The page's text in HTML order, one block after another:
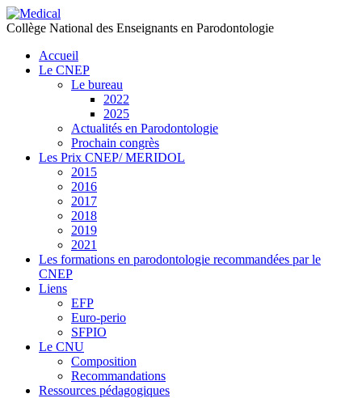
Collège National des Enseignants en Parodontologie
Accueil
Le CNEP
Le bureau
2022
2025
Actualités en Parodontologie
Prochain congrès
Les Prix CNEP/ MERIDOL
2015
2016
2017
2018
2019
2021
Les formations en parodontologie recommandées par le
CNEP
Liens
EFP
Euro-perio
SFPIO
Le CNU
Composition
Recommandations
Ressources pédagogiques
précédente
précédent
suivante
suivant